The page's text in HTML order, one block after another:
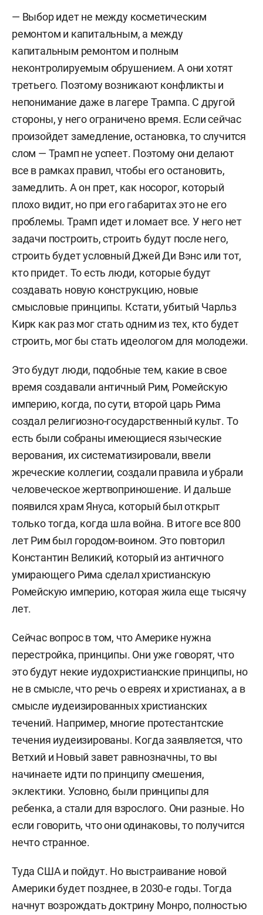
— Выбор идет не между косметическим
ремонтом и капитальным, а между
капитальным ремонтом и полным
неконтролируемым обрушением. А они хотят
третьего. Поэтому возникают конфликты и
непонимание даже в лагере Трампа. С другой
стороны, у него ограничено время. Если сейчас
произойдет замедление, остановка, то случится
слом — Трамп не успеет. Поэтому они делают
все в рамках правил, чтобы его остановить,
замедлить. А он прет, как носорог, который
плохо видит, но при его габаритах это не его
проблемы. Трамп идет и ломает все. У него нет
задачи построить, строить будут после него,
строить будет условный Джей Ди Вэнс или тот,
кто придет. То есть люди, которые будут
создавать новую конструкцию, новые
смысловые принципы. Кстати, убитый Чарльз
Кирк как раз мог стать одним из тех, кто будет
строить, мог бы стать идеологом для молодежи.
Это будут люди, подобные тем, какие в свое
время создавали античный Рим, Ромейскую
империю, когда, по сути, второй царь Рима
создал религиозно-государственный культ. То
есть были собраны имеющиеся языческие
верования, их систематизировали, ввели
жреческие коллегии, создали правила и убрали
человеческое жертвоприношение. И дальше
появился храм Януса, который был открыт
только тогда, когда шла война. В итоге все 800
лет Рим был городом-воином. Это повторил
Константин Великий, который из античного
умирающего Рима сделал христианскую
Ромейскую империю, которая жила еще тысячу
лет.
Сейчас вопрос в том, что Америке нужна
перестройка, принципы. Они уже говорят, что
это будут некие иудохристианские принципы, но
не в смысле, что речь о евреях и христианах, а в
смысле иудеизированных христианских
течений. Например, многие протестантские
течения иудеизированы. Когда заявляется, что
Ветхий и Новый завет равнозначны, то вы
начинаете идти по принципу смешения,
эклектики. Условно, были принципы для
ребенка, а стали для взрослого. Они разные. Но
если говорить, что они одинаковы, то получится
нечто странное.
Туда США и пойдут. Но выстраивание новой
Америки будет позднее, в 2030-е годы. Тогда
начнут возрождать доктрину Монро, полностью